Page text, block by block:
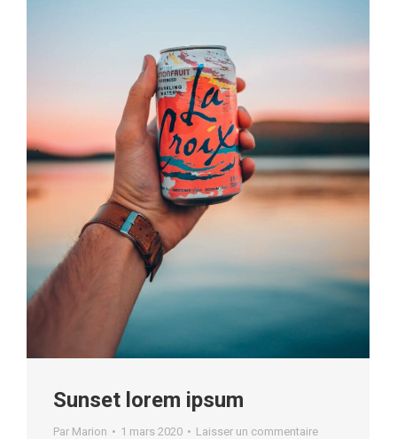
Sunset lorem ipsum
Par Marion 1 mars 2020 Laisser un commentaire